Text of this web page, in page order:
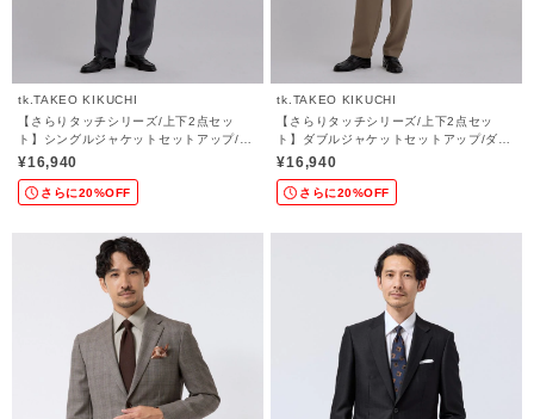
tk.TAKEO KIKUCHI
【さらりタッチシリーズ/上下2点セッ
ト】シングルジャケットセットアップ/シ
ングルジャケット/ストレートパンツ/防シ
¥16,940
さらに20%OFF
tk.TAKEO KIKUCHI
【さらりタッチシリーズ/上下2点セッ
ト】ダブルジャケットセットアップ/ダブ
ルジャケット/ストレートパンツ/防シワ/
¥16,940
さらに20%OFF